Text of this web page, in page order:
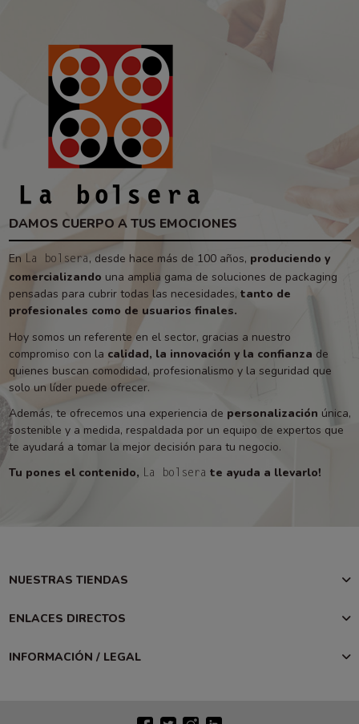
DAMOS CUERPO A TUS EMOCIONES
En La bolsera , desde hace más de 100 años, produciendo y
comercializando una amplia gama de soluciones de packaging
pensadas para cubrir todas las necesidades, tanto de
profesionales como de usuarios finales.
Hoy somos un referente en el sector, gracias a nuestro
compromiso con la calidad, la innovación y la confianza de
quienes buscan comodidad, profesionalismo y la seguridad que
solo un líder puede ofrecer.
Además, te ofrecemos una experiencia de personalización única,
sostenible y a medida, respaldada por un equipo de expertos que
te ayudará a tomar la mejor decisión para tu negocio.
Tu pones el contenido, La bolsera te ayuda a llevarlo!
NUESTRAS TIENDAS
ENLACES DIRECTOS
INFORMACIÓN / LEGAL